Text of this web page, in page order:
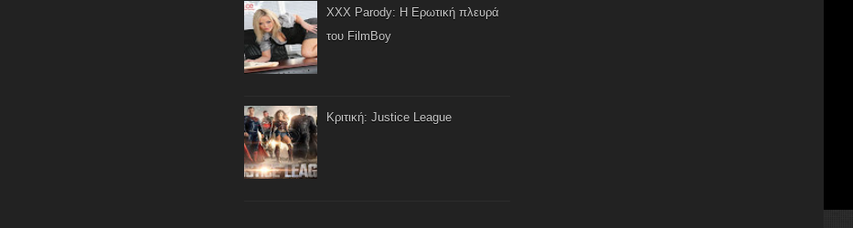
XXX Parody: Η Ερωτική πλευρά
του FilmBoy
Κριτική: Justice League